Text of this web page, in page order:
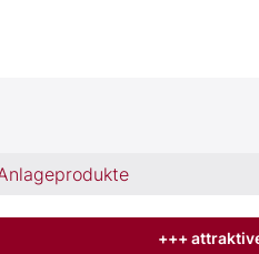
BÖRSE ONLINE lesen
+++